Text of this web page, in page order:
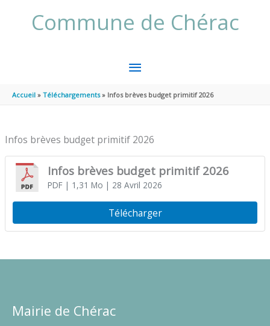
Commune de Chérac
MENU
PRINCIPAL
Accueil Téléchargements Infos brèves budget primitif 2026
Infos brèves budget primitif 2026
Infos brèves budget primitif 2026
PDF| 1,31 Mo | 28 Avril 2026
Télécharger
Mairie de Chérac